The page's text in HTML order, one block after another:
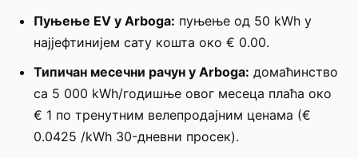
Пуњење EV у Arboga: пуњење од 50 kWh у
најјефтинијем сату кошта око € 0.00.
Типичан месечни рачун у Arboga: домаћинство
са 5 000 kWh/годишње овог месеца плаћа око
€ 1 по тренутним велепродајним ценама (€
0.0425 /kWh 30-дневни просек).